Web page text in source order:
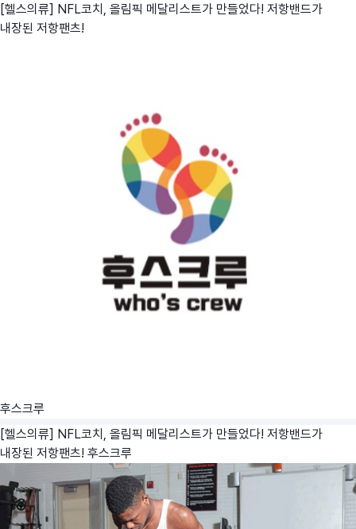
[헬스의류] NFL코치, 올림픽 메달리스트가 만들었다! 저항밴드가
내장된 저항팬츠!
후스크루
[헬스의류] NFL코치, 올림픽 메달리스트가 만들었다! 저항밴드가
내장된 저항팬츠! 후스크루